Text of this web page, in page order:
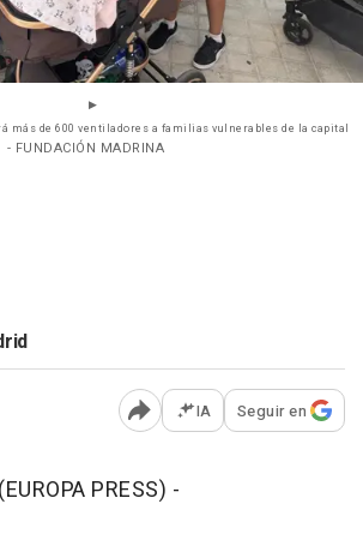
más de 600 ventiladores a familias vulnerables de la capital
- FUNDACIÓN MADRINA
Abrir opciones para
IA Seguir en
PRESS) -